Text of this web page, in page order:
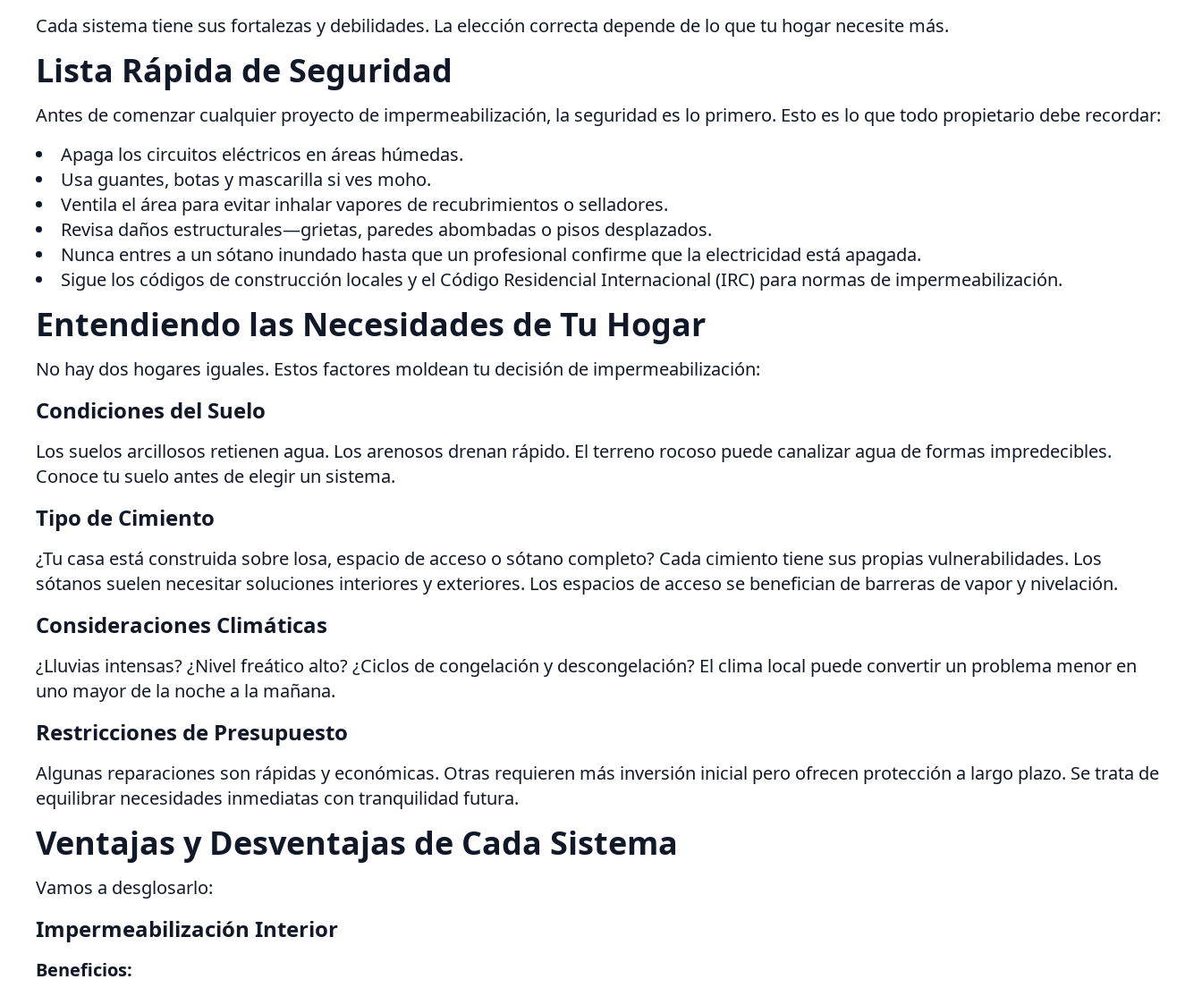
Cada sistema tiene sus fortalezas y debilidades. La elección correcta depende de lo que tu hogar necesite más.
Lista Rápida de Seguridad
Antes de comenzar cualquier proyecto de impermeabilización, la seguridad es lo primero. Esto es lo que todo propietario debe recordar:
Apaga los circuitos eléctricos en áreas húmedas.
Usa guantes, botas y mascarilla si ves moho.
Ventila el área para evitar inhalar vapores de recubrimientos o selladores.
Revisa daños estructurales—grietas, paredes abombadas o pisos desplazados.
Nunca entres a un sótano inundado hasta que un profesional confirme que la electricidad está apagada.
Sigue los códigos de construcción locales y el Código Residencial Internacional (IRC) para normas de impermeabilización.
Entendiendo las Necesidades de Tu Hogar
No hay dos hogares iguales. Estos factores moldean tu decisión de impermeabilización:
Condiciones del Suelo
Los suelos arcillosos retienen agua. Los arenosos drenan rápido. El terreno rocoso puede canalizar agua de formas impredecibles.
Conoce tu suelo antes de elegir un sistema.
Tipo de Cimiento
¿Tu casa está construida sobre losa, espacio de acceso o sótano completo? Cada cimiento tiene sus propias vulnerabilidades. Los
sótanos suelen necesitar soluciones interiores y exteriores. Los espacios de acceso se benefician de barreras de vapor y nivelación.
Consideraciones Climáticas
¿Lluvias intensas? ¿Nivel freático alto? ¿Ciclos de congelación y descongelación? El clima local puede convertir un problema menor en
uno mayor de la noche a la mañana.
Restricciones de Presupuesto
Algunas reparaciones son rápidas y económicas. Otras requieren más inversión inicial pero ofrecen protección a largo plazo. Se trata de
equilibrar necesidades inmediatas con tranquilidad futura.
Ventajas y Desventajas de Cada Sistema
Vamos a desglosarlo:
Impermeabilización Interior
Beneficios: